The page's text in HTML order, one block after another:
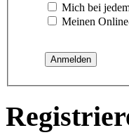
Mich bei
Meinen